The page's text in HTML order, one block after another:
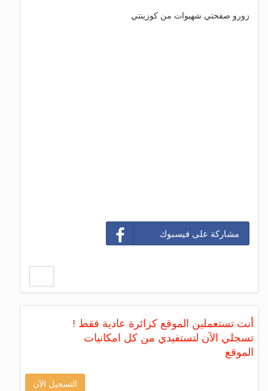
زورو صفحتي شهيوات من كوزينتي
مشاركة على فيسبوك
أنت تستعملين الموقع كزائرة عادية فقط !
تسجلي الآن لتستفيدي من كل امكانيات
الموقع
التسجيل الآن